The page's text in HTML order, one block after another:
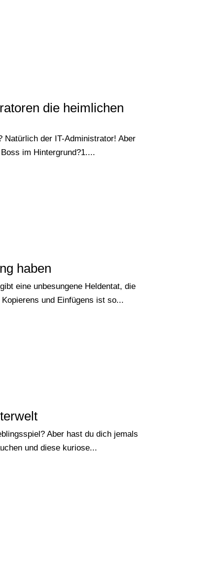
die heimlichen
Natürlich der IT-Administrator! Aber
im Hintergrund?1....
haben
eine unbesungene Heldentat, die
und Einfügens ist so...
Aber hast du dich jemals
und diese kuriose...